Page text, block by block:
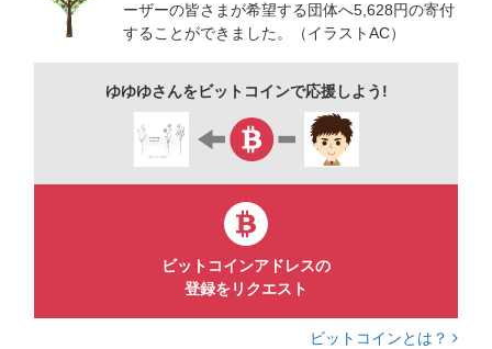
ーザーの皆さまが希望する団体へ5,628円の寄付
することができました。（イラストAC）
ゆゆゆさんをビットコインで応援しよう!
ビットコインアドレスの
登録をリクエスト
ビットコインとは？